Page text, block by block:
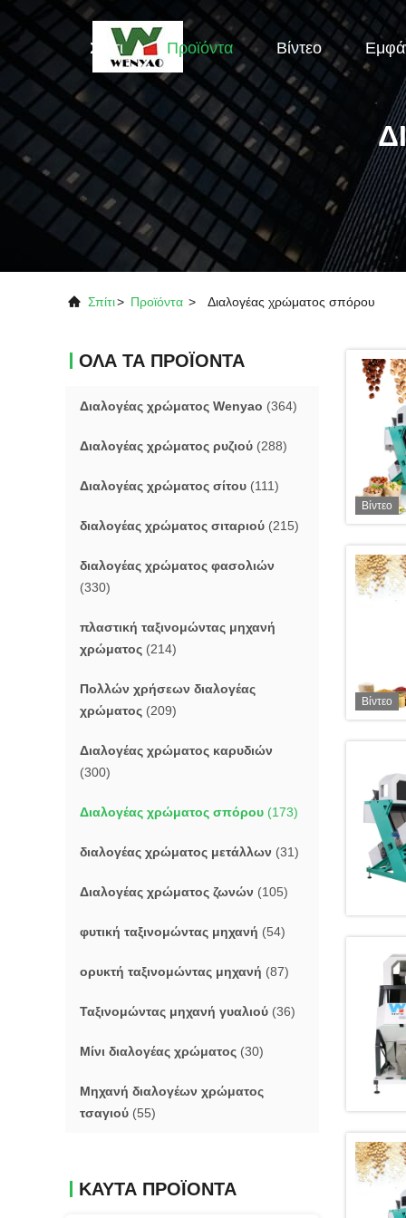
Σπίτι Προϊόντα Βίντεο
Σπίτι> Προϊόντα > Διαλογέας χρώματος σπόρου
ΟΛΑ ΤΑ ΠΡΟΪΟΝΤΑ
Διαλογέας χρώματος Wenyao (364)
Διαλογέας χρώματος ρυζιού (288)
Διαλογέας χρώματος σίτου (111)
διαλογέας χρώματος σιταριού (215)
διαλογέας χρώματος φασολιών
(330)
πλαστική ταξινομώντας μηχανή
χρώματος (214)
Πολλών χρήσεων διαλογέας
χρώματος (209)
Διαλογέας χρώματος καρυδιών
(300)
Διαλογέας χρώματος σπόρου (173)
διαλογέας χρώματος μετάλλων (31)
Διαλογέας χρώματος ζωνών (105)
φυτική ταξινομώντας μηχανή (54)
ορυκτή ταξινομώντας μηχανή (87)
Ταξινομώντας μηχανή γυαλιού (36)
Μίνι διαλογέας χρώματος (30)
Μηχανή διαλογέων χρώματος
τσαγιού (55)
ΚΑΥΤΑ ΠΡΟΪΟΝΤΑ
Βίντεο
Βίντεο